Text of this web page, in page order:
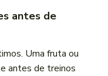
antes de
Uma fruta ou
antes de treinos